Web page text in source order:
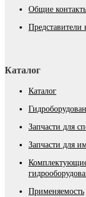
Общие
Представители
Каталог
Каталог
Запчасти для
Запчасти для
Применяемость